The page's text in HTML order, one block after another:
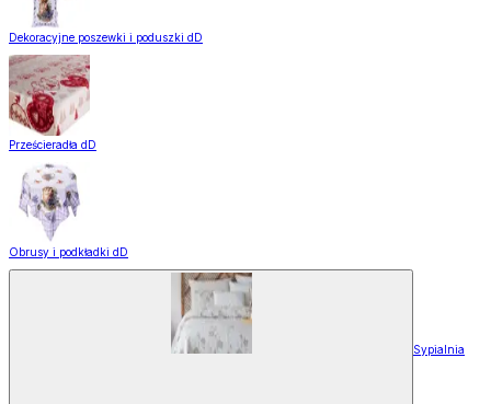
Dekoracyjne poszewki i poduszki dD
Prześcieradła dD
Obrusy i podkładki dD
Sypialnia